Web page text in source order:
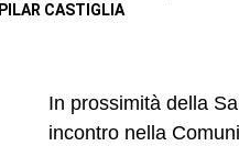
PILAR CASTIGLIA
In prossimità della
incontro nella